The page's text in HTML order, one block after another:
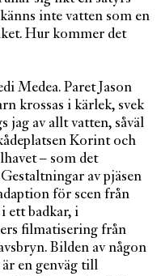
inte vatten som en
Hur kommer det
Medea. Paret Jason
krossas i kärlek, svek
jag av allt vatten, såväl
Korint och
– som det
av pjäsen
för scen från
ett badkar, i
filmatisering från
Bilden av någon
en genväg till